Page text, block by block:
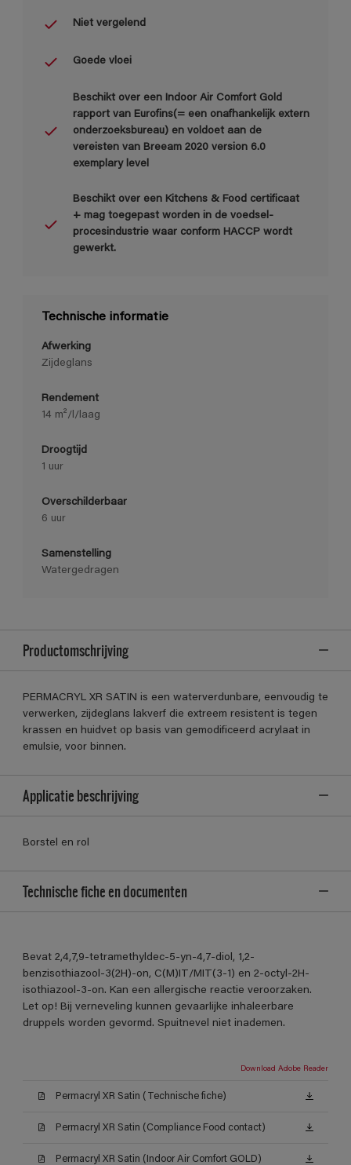
Niet vergelend
Goede vloei
Beschikt over een Indoor Air Comfort Gold
rapport van Eurofins(= een onafhankelijk extern
onderzoeksbureau) en voldoet aan de
vereisten van Breeam 2020 version 6.0
exemplary level
Beschikt over een Kitchens & Food certificaat
+ mag toegepast worden in de voedsel-
procesindustrie waar conform HACCP wordt
gewerkt.
Technische informatie
Afwerking
Zijdeglans
Rendement
14 m²/l/laag
Droogtijd
1 uur
Overschilderbaar
6 uur
Samenstelling
Watergedragen
Productomschrijving
PERMACRYL XR SATIN is een waterverdunbare, eenvoudig te
verwerken, zijdeglans lakverf die extreem resistent is tegen
krassen en huidvet op basis van gemodificeerd acrylaat in
emulsie, voor binnen.
Applicatie beschrijving
Borstel en rol
Technische fiche en documenten
Bevat 2,4,7,9-tetramethyldec-5-yn-4,7-diol, 1,2-
benzisothiazool-3(2H)-on, C(M)IT/MIT(3-1) en 2-octyl-2H-
isothiazool-3-on. Kan een allergische reactie veroorzaken.
Let op! Bij verneveling kunnen gevaarlijke inhaleerbare
druppels worden gevormd. Spuitnevel niet inademen.
Download Adobe Reader
Permacryl XR Satin (Technische fiche)
Permacryl XR Satin (Compliance Food contact)
Permacryl XR Satin (Indoor Air Comfort GOLD)